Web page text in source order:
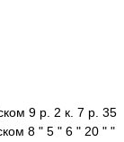
9 р. 2 к. 7 р. 35
8 " 5 " 6 " 20 " "